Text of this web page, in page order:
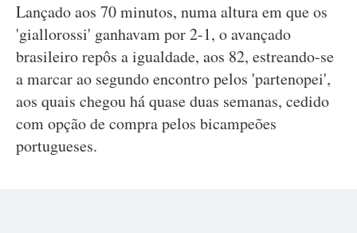
Lançado aos 70 minutos, numa altura em que os
'giallorossi' ganhavam por 2-1, o avançado
brasileiro repôs a igualdade, aos 82, estreando-se
a marcar ao segundo encontro pelos 'partenopei',
aos quais chegou há quase duas semanas, cedido
com opção de compra pelos bicampeões
portugueses.